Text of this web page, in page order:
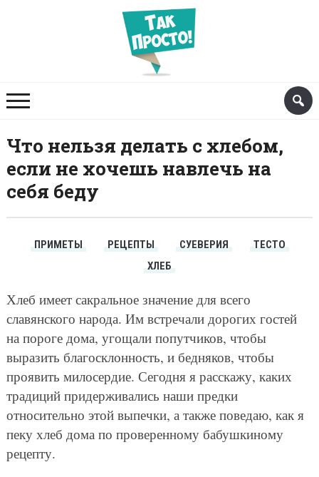
Что нельзя делать с хлебом,
если не хочешь навлечь на
себя беду
ПРИМЕТЫ РЕЦЕПТЫ СУЕВЕРИЯ
ТЕСТО
ХЛЕБ
Хлеб имеет сакральное значение для всего
славянского народа. Им встречали дорогих гостей
на пороге дома, угощали попутчиков, чтобы
выразить благосклонность, и бедняков, чтобы
проявить милосердие. Сегодня я расскажу, каких
традиций придерживались наши предки
относительно этой выпечки, а также поведаю, как я
пеку хлеб дома по проверенному бабушкиному
рецепту.